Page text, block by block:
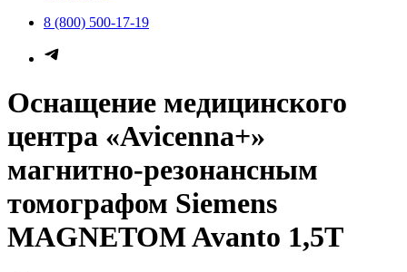
8 (800) 500-17-19
Оснащение медицинского
центра «Avicenna+»
магнитно-резонансным
томографом Siemens
MAGNETOM Avanto 1,5Т